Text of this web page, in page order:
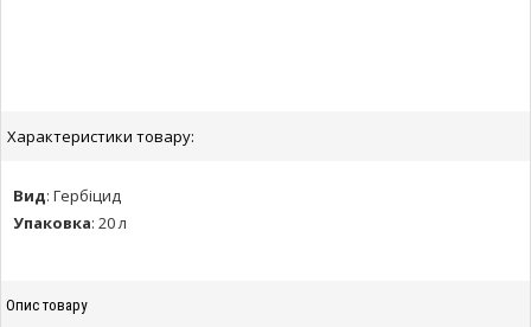
Характеристики товару:
Вид: Гербіцид
Упаковка: 20 л
Опис товару